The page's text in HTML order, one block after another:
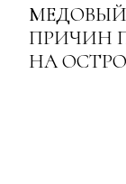
МЕДОВЫЙ
ПРИЧИН
НА